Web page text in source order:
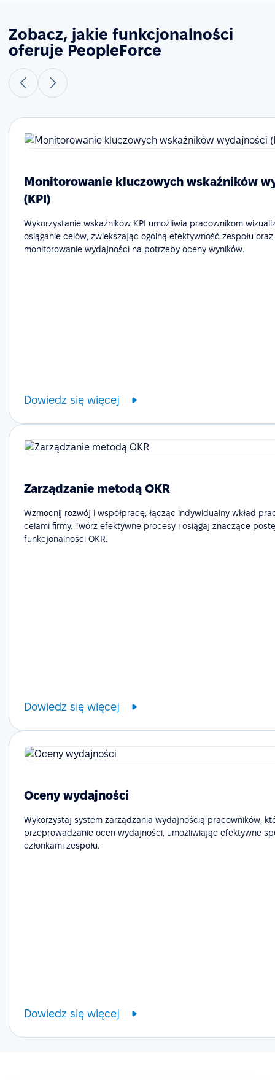
Zobacz, jakie funkcjonalności
oferuje PeopleForce
Monitorowanie kluczowych wskaźników
(KPI)
Wykorzystanie wskaźników KPI umożliwia pracownikom
osiąganie celów, zwiększając ogólną efektywność zespołu
monitorowanie wydajności na potrzeby oceny wyników.
Dowiedz się więcej
Zarządzanie metodą OKR
Wzmocnij rozwój i współpracę, łącząc indywidualny wkład
celami firmy. Twórz efektywne procesy i osiągaj znaczące
funkcjonalności OKR.
Dowiedz się więcej
Oceny wydajności
Wykorzystaj system zarządzania wydajnością pracowników,
przeprowadzanie ocen wydajności, umożliwiając efektywne
członkami zespołu.
Dowiedz się więcej